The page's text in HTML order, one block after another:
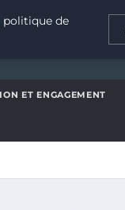
ET ENGAGEMENT
politique de